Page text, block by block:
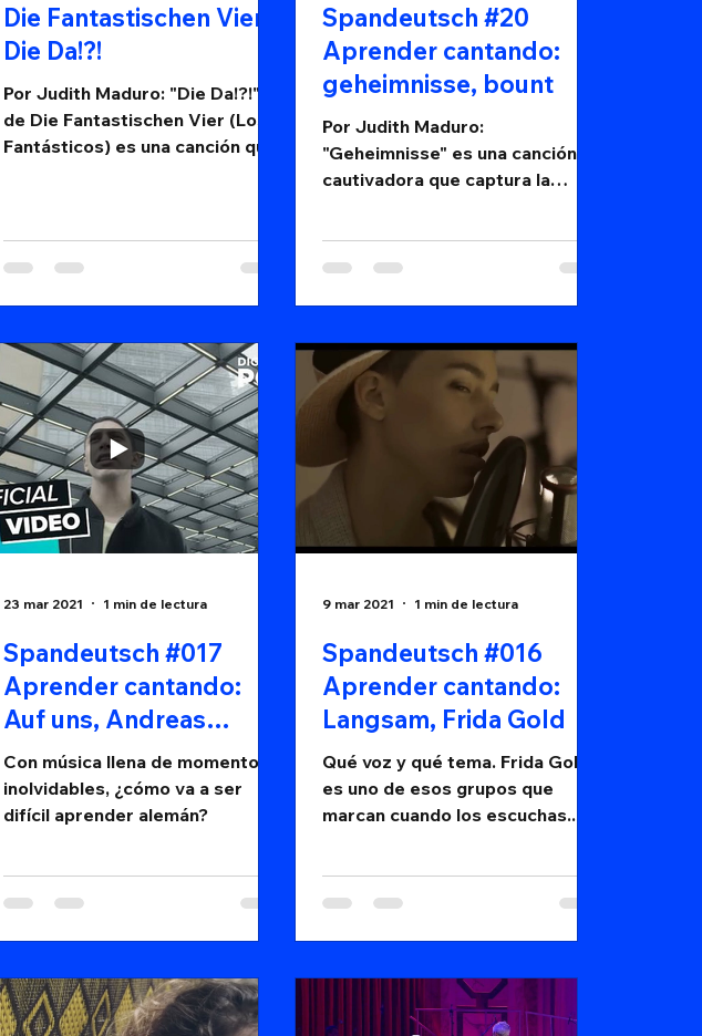
Die Fantastischen Vier -
Die Da!?!
Por Judith Maduro: "Die Da!?!"
de Die Fantastischen Vier (Los 4
Fantásticos) es una canción que
Spandeutsch #20
Aprender cantando:
geheimnisse, bount
Por Judith Maduro:
"Geheimnisse" es una canción
cautivadora que captura la
Spandeutsch #017
Aprender cantando:
Auf uns, Andreas
Bourani
Con música llena de momentos
inolvidables, ¿cómo va a ser
difícil aprender alemán?
23 mar 2021 1 min de lectura
Spandeutsch #016
Aprender cantando:
Langsam, Frida Gold
Qué voz y qué tema. Frida Gold
es uno de esos grupos que
marcan cuando los escuchas.
9 mar 2021 1 min de lectura